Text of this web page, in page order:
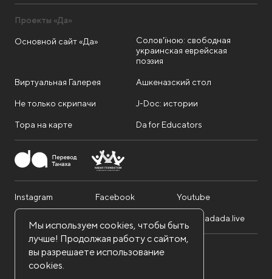
Проекты «Да»
Основной сайт «Да»
Солов'їною: свободная
украинская еврейская
поэзия
Виртуальная Галерея Ашкеназский стол
Не только скрипачи J-Doc: истории
Тора на карте Da for Educators
Instagram Facebook Youtube
info@dadada.live
Nadav Foundation. Все права защищены.
Политика конфиденциальности
Мы используем cookies, чтобы быть
лучше! Продолжая работу с сайтом,
вы разрешаете использование
cookies.